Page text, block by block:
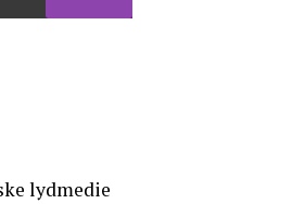
lydmedie